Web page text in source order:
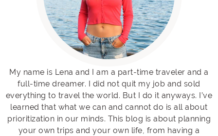
My name is Lena and I am a part-time traveler and a
full-time dreamer. I did not quit my job and sold
everything to travel the world. But I do it anyways. I’ve
learned that what we can and cannot do is all about
prioritization in our minds. This blog is about planning
your own trips and your own life, from having a